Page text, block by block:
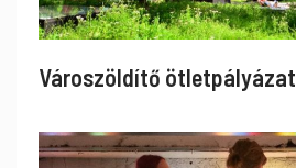
Városzöldítő ötletpályázat